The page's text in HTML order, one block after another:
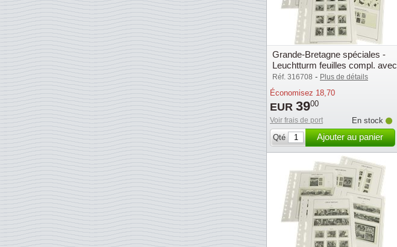
Grande-Bretagne spéciales -
Leuchtturm feuilles compl. avec
pochettes (SF) - 2008
Réf. 316708 - Plus de détails
Économisez 18,70
EUR 3900
Voir frais de port
En stock
Qté
Ajouter au panier